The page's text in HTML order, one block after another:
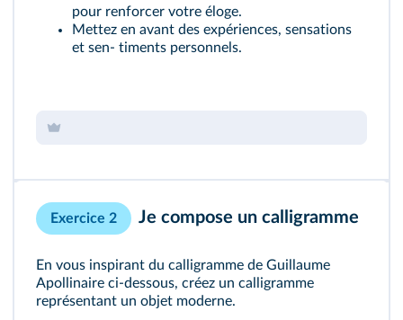
pour renforcer votre éloge.
Mettez en avant des expériences, sensations
et sen- timents personnels.
Exercice 2 Je compose un calligramme
En vous inspirant du calligramme de Guillaume
Apollinaire ci-dessous, créez un calligramme
représentant un objet moderne.